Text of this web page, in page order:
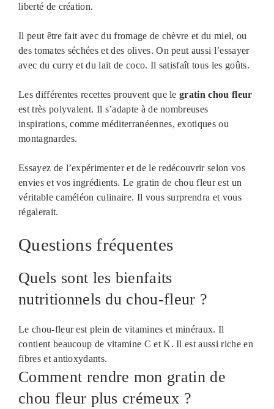
liberté de création.
Il peut être fait avec du fromage de chèvre et du miel, ou
des tomates séchées et des olives. On peut aussi l’essayer
avec du curry et du lait de coco. Il satisfaît tous les goûts.
Les différentes recettes prouvent que legratin chou fleur
est très polyvalent. Il s’adapte à de nombreuses
inspirations, comme méditerranéennes, exotiques ou
montagnardes.
Essayez de l’expérimenter et de le redécouvrir selon vos
envies et vos ingrédients. Le gratin de chou fleur est un
véritable caméléon culinaire. Il vous surprendra et vous
régalerait.
Questions fréquentes
Quels sont les bienfaits
nutritionnels du chou-fleur ?
Le chou-fleur est plein de vitamines et minéraux. Il
contient beaucoup de vitamine C et K. Il est aussi riche en
fibres et antioxydants.
Comment rendre mon gratin de
chou fleur plus crémeux ?